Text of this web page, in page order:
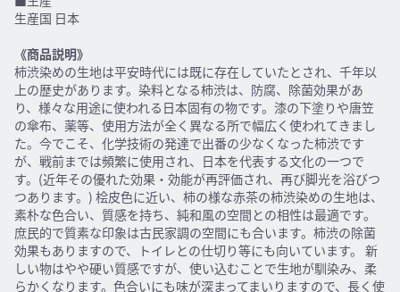
生産国 日本
《商品説明》
柿渋染めの生地は平安時代には既に存在していたとされ、千年以
上の歴史があります。染料となる柿渋は、防腐、除菌効果があ
り、様々な用途に使われる日本固有の物です。漆の下塗りや唐笠
の傘布、薬等、使用方法が全く異なる所で幅広く使われてきまし
た。今でこそ、化学技術の発達で出番の少なくなった柿渋です
が、戦前までは頻繁に使用され、日本を代表する文化の一つで
す。(近年その優れた効果・効能が再評価され、再び脚光を浴びつ
つあります。) 桧皮色に近い、柿の様な赤茶の柿渋染めの生地は、
素朴な色合い、質感を持ち、純和風の空間との相性は最適です。
庶民的で質素な印象は古民家調の空間にも合います。柿渋の除菌
効果もありますので、トイレとの仕切り等にも向いています。 新
しい物はやや硬い質感ですが、使い込むことで生地が馴染み、柔
らかくなります。色合いにも味が深まってまいりますので、長く使